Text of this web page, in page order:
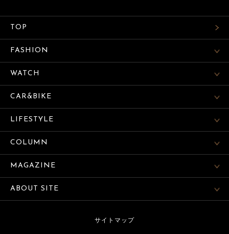
TOP
FASHION
WATCH
CAR&BIKE
LIFESTYLE
COLUMN
MAGAZINE
ABOUT SITE
サイトマップ